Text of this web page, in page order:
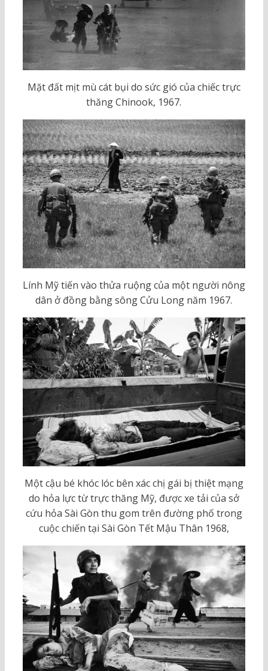
Mặt đất mịt mù cát bụi do sức gió của chiếc trực
thăng Chinook, 1967.
Lính Mỹ tiến vào thửa ruộng của một người nông
dân ở đồng bằng sông Cửu Long năm 1967.
Một cậu bé khóc lóc bên xác chị gái bị thiệt mạng
do hỏa lực từ trực thăng Mỹ, được xe tải của sở
cứu hỏa Sài Gòn thu gom trên đường phố trong
cuộc chiến tại Sài Gòn Tết Mậu Thân 1968,